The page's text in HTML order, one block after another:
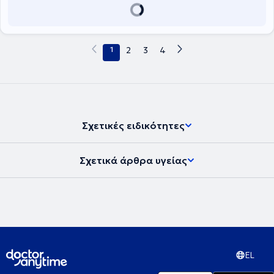
1 2 3 4
Σχετικές ειδικότητες
Σχετικά άρθρα υγείας
EL